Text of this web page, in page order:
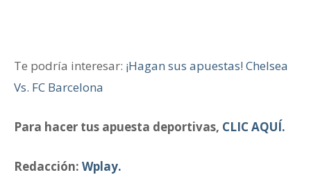
Te podría interesar: ¡Hagan sus apuestas! Chelsea
Vs. FC Barcelona
Para hacer tus apuesta deportivas, CLIC AQUÍ.
Redacción: Wplay.